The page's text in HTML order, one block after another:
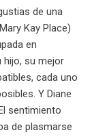
de una
Kay Place)
en
hijo, su mejor
cada uno
Y Diane
sentimiento
de plasmarse